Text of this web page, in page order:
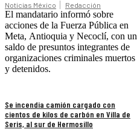
Noticias México Redacción
El mandatario informó sobre
acciones de la Fuerza Pública en
Meta, Antioquia y Necoclí, con un
saldo de presuntos integrantes de
organizaciones criminales muertos
y detenidos.
Se incendia camión cargado con
cientos de kilos de carbón en Villa de
Seris, al sur de Hermosillo